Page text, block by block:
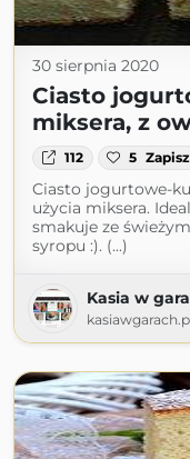
30 sierpnia 2020
Ciasto
miksera, z
112 5 Zapisz
Ciasto jogurtowe-
użycia miksera.
smakuje ze
syropu :). (...)
Kasia w